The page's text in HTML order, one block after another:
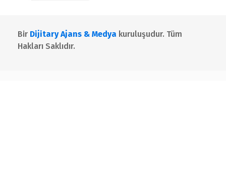
Bir Dijitary Ajans & Medya kuruluşudur. Tüm
Hakları Saklıdır.